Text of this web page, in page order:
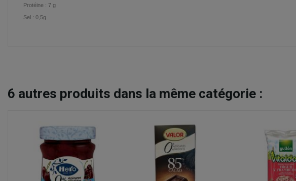
Protéine : 7 g
Sel : 0,5g
6 autres produits dans la même catégorie :